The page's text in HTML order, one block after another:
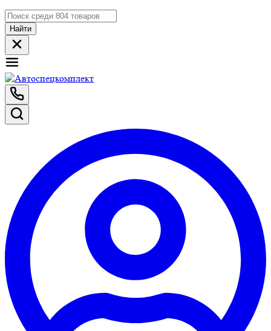
Найти